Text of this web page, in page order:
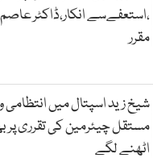
،استعفےسے انکار،ڈاکٹر عاصم
مقرر
شیخ زید اسپتال میں انتظامی
مستقل چیئرمین کی تقرری پر
اٹھنے لگے